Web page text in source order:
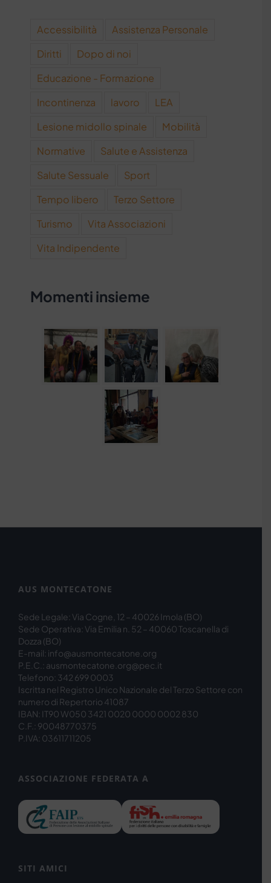
Accessibilità
Assistenza Personale
Diritti
Dopo di noi
Educazione - Formazione
Incontinenza
lavoro
LEA
Lesione midollo spinale
Mobilità
Normative
Salute e Assistenza
Salute Sessuale
Sport
Tempo libero
Terzo Settore
Turismo
Vita Associazioni
Vita Indipendente
Momenti insieme
AUS MONTECATONE
Sede Legale: Via Cogne, 12 – 40026 Imola (BO)
Sede Operativa: Via Emilia n. 52 – 40060 Toscanella di
Dozza (BO)
E-mail: info@ausmontecatone.org
P.E.C.: ausmontecatone.org@pec.it
Telefono: 342 699 0003
Iscritta nel Registro Unico Nazionale del Terzo Settore con
numero di Repertorio 41087
IBAN: IT90 W050 3421 0020 0000 0002 830
C.F.: 90048770375
P.IVA: 03611711205
ASSOCIAZIONE FEDERATA A
SITI AMICI